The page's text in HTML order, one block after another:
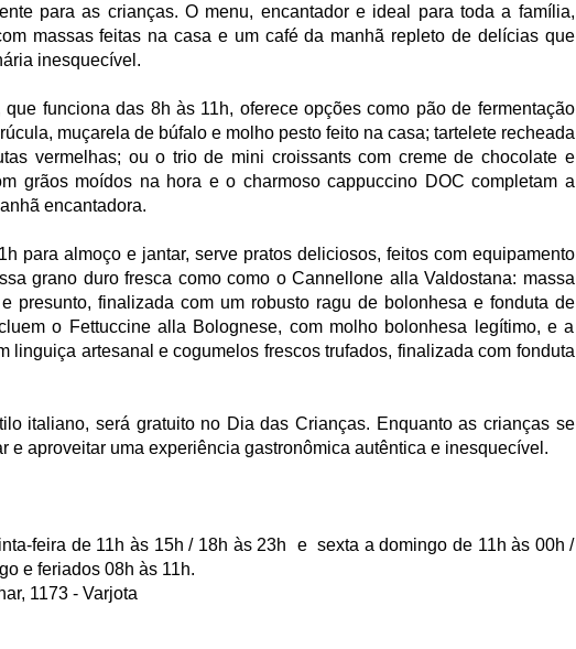
para as crianças. O menu, encantador e ideal para toda a família,
massas feitas na casa e um café da manhã repleto de delícias que
inesquecível.
funciona das 8h às 11h, oferece opções como pão de fermentação
muçarela de búfalo e molho pesto feito na casa; tartelete recheada
vermelhas; ou o trio de mini croissants com creme de chocolate e
grãos moídos na hora e o charmoso cappuccino DOC completam a
encantadora.
para almoço e jantar, serve pratos deliciosos, feitos com equipamento
grano duro fresca como como o Cannellone alla Valdostana: massa
presunto, finalizada com um robusto ragu de bolonhesa e fonduta de
o Fettuccine alla Bolognese, com molho bolonhesa legítimo, e a
linguiça artesanal e cogumelos frescos trufados, finalizada com fonduta
italiano, será gratuito no Dia das Crianças. Enquanto as crianças se
e aproveitar uma experiência gastronômica autêntica e inesquecível.
feira de 11h às 15h / 18h às 23h e sexta a domingo de 11h às 00h /
e feriados 08h às 11h.
1173 - Varjota